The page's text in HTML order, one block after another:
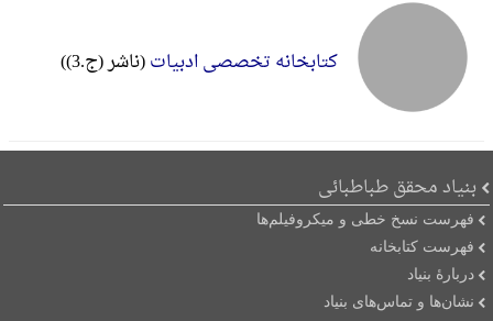
کتابخانه تخصصی ادبیات(ناشر (ج.3))
بنیاد محقق طباطبائی
فهرست نسخ خطی و میکروفیلم‌ها
فهرست کتابخانه
دربارۀ بنیاد
نشان‌ها و تماس‌های بنیاد